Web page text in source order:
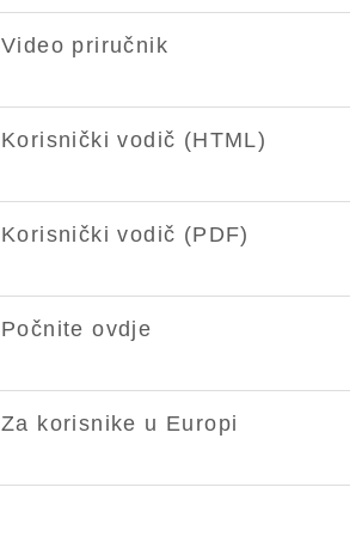
Video priručnik
Korisnički vodič (HTML)
Korisnički vodič (PDF)
Počnite ovdje
Za korisnike u Europi